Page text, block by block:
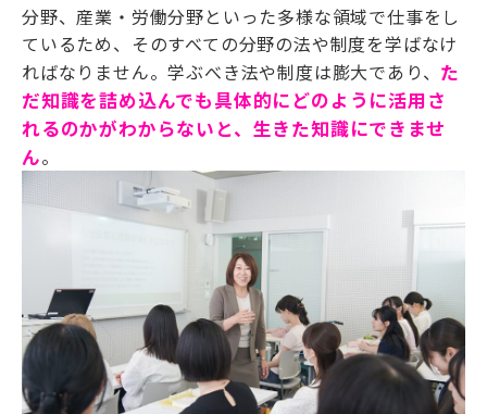
分野、産業・労働分野といった多様な領域で仕事をし
ているため、そのすべての分野の法や制度を学ばなけ
ればなりません。学ぶべき法や制度は膨大であり、 た
だ知識を詰め込んでも具体的にどのように活用さ
れるのかがわからないと、生きた知識にできませ
ん。